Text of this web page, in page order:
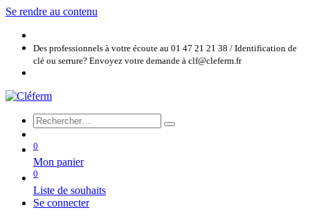
Se rendre au contenu
Des professionnels à votre écoute au 01 47 21 21 38 / Identification de
clé ou serrure? Envoyez votre demande à clf@cleferm.fr
0
Mon panier
0
Liste de souhaits
Se connecter